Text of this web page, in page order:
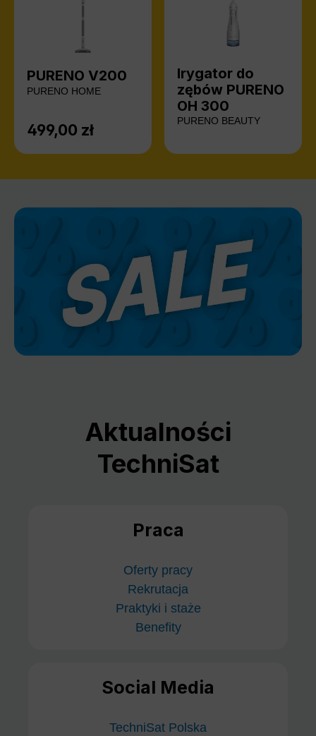
PURENO V200
PURENO HOME
Cena regularna:
499,00 zł
Irygator do
zębów PURENO
OH 300
PURENO BEAUTY
Aktualności
TechniSat
Praca
Oferty pracy
Rekrutacja
Praktyki i staże
Benefity
Social Media
TechniSat Polska